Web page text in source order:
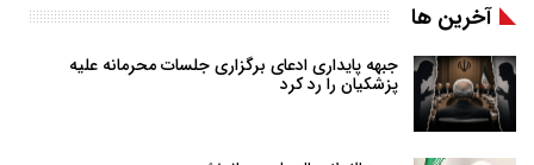
آخرین ها
جبهه پایداری ادعای برگزاری جلسات محرمانه علیه
پزشکیان را رد کرد